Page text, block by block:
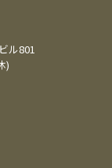
ル801
)